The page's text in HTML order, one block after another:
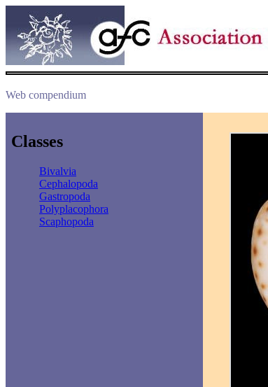
Web compendium
Classes
Bivalvia
Cephalopoda
Gastropoda
Polyplacophora
Scaphopoda